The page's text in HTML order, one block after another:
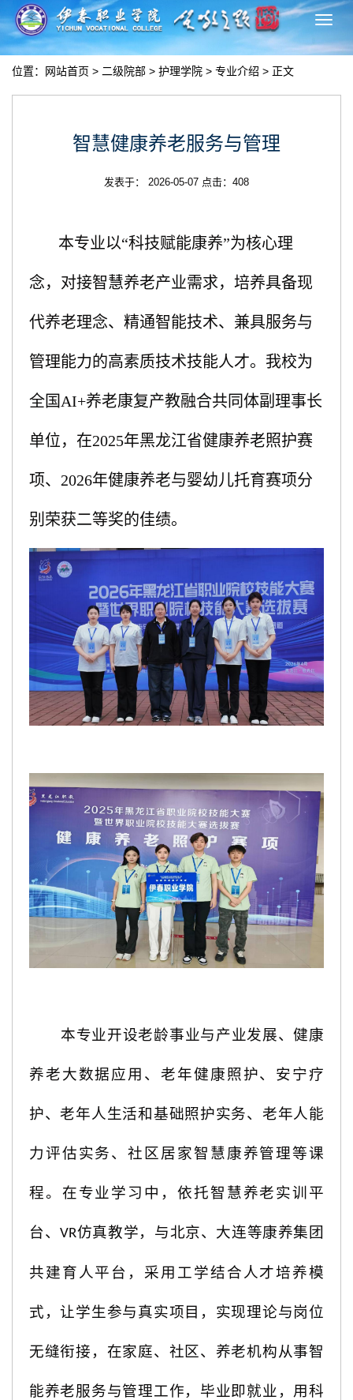
切
换
位置： 网站首页 > 二级院部 > 护理学院 > 专业介绍 > 正文
智慧健康养老服务与管理
发表于： 2026-05-07 点击： 408
本专业以“科技赋能康养”为核心理
念，对接智慧养老产业需求，培养具备现
代养老理念、精通智能技术、兼具服务与
管理能力的高素质技术技能人才。我校为
全国AI+养老康复产教融合共同体副理事长
单位，在2025年黑龙江省健康养老照护赛
项、2026年健康养老与婴幼儿托育赛项分
别荣获二等奖的佳绩。
本专业开设老龄事业与产业发展、健康
养老大数据应用、老年健康照护、安宁疗
护、老年人生活和基础照护实务、老年人能
力评估实务、社区居家智慧康养管理等课
程。在专业学习中，依托智慧养老实训平
台、VR仿真教学，与北京、大连等康养集团
共建育人平台，采用工学结合人才培养模
式，让学生参与真实项目，实现理论与岗位
无缝衔接，在家庭、社区、养老机构从事智
能养老服务与管理工作，毕业即就业，用科